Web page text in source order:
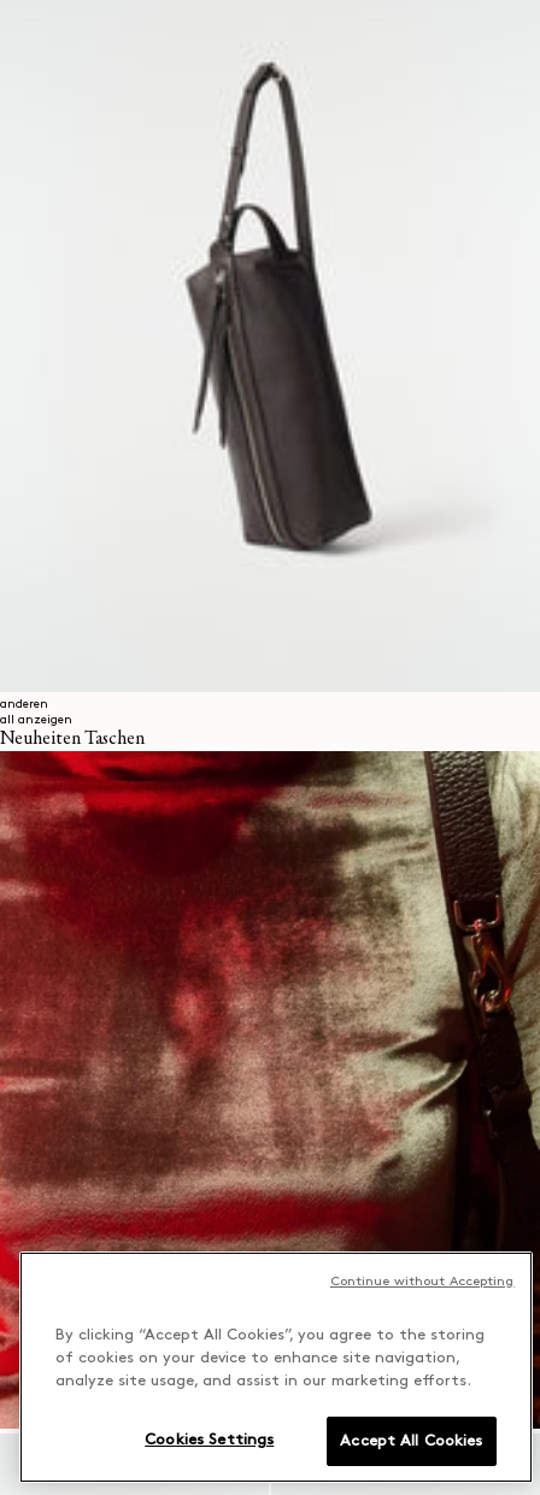
anderen
all anzeigen
Neuheiten Taschen
By clicking “Accept All Cookies”, you agree to the storing
of cookies on your device to enhance site navigation,
analyze site usage, and assist in our marketing efforts.
Accept All Cookies
Cookies Settings
Continue without Accepting